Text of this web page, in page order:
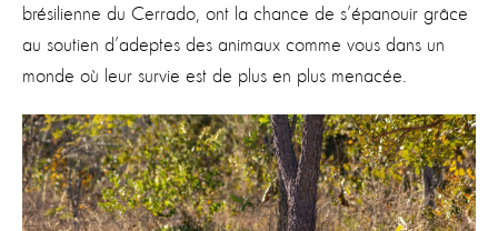
brésilienne du Cerrado, ont la chance de s’épanouir grâce
au soutien d’adeptes des animaux comme vous dans un
monde où leur survie est de plus en plus menacée.